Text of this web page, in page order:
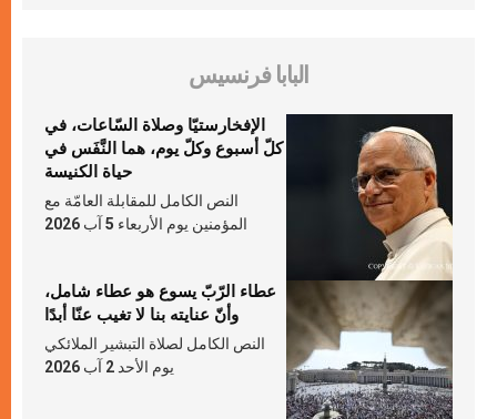
البابا فرنسيس
الإفخارستيّا وصلاة السّاعات، في
كلّ أسبوع وكلّ يوم، هما النَّفَس في
حياة الكنيسة
النص الكامل للمقابلة العامّة مع
المؤمنين يوم الأربعاء 5 آب 2026
عطاء الرّبّ يسوع هو عطاء شامل،
وأنّ عنايته بنا لا تغيب عنّا أبدًا
النص الكامل لصلاة التبشير الملائكي
يوم الأحد 2 آب 2026